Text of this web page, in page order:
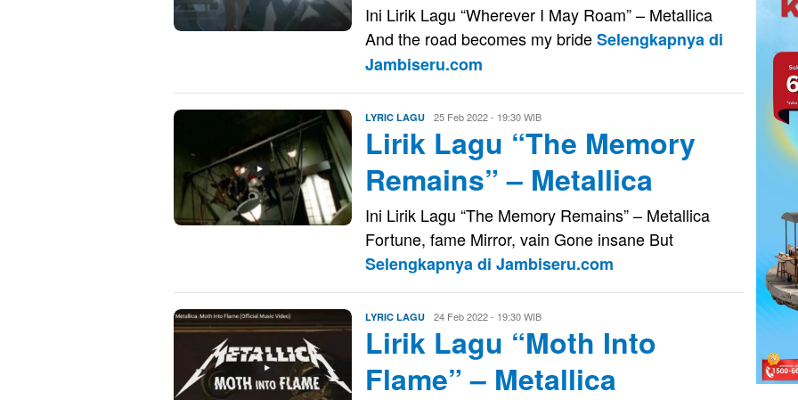
Ini Lirik Lagu “Wherever I May Roam” – Metallica
And the road becomes my brideSelengkapnya di
Jambiseru.com
LYRIC LAGU Evo
Kusnady
25 Feb 2022 - 19:30 WIB
Lirik Lagu “The Memory
Remains” – Metallica
Ini Lirik Lagu “The Memory Remains” – Metallica
Fortune, fame Mirror, vain Gone insane But
Selengkapnya di Jambiseru.com
LYRIC LAGU Evo
Kusnady
24 Feb 2022 - 19:30 WIB
Lirik Lagu “Moth Into
Flame” – Metallica